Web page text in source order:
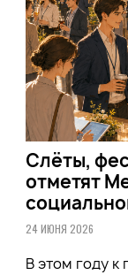
Слёты,
отметят
24 ИЮНЯ 2026
В этом году к